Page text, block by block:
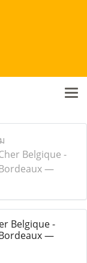
Belgique -
—
Belgique -
—